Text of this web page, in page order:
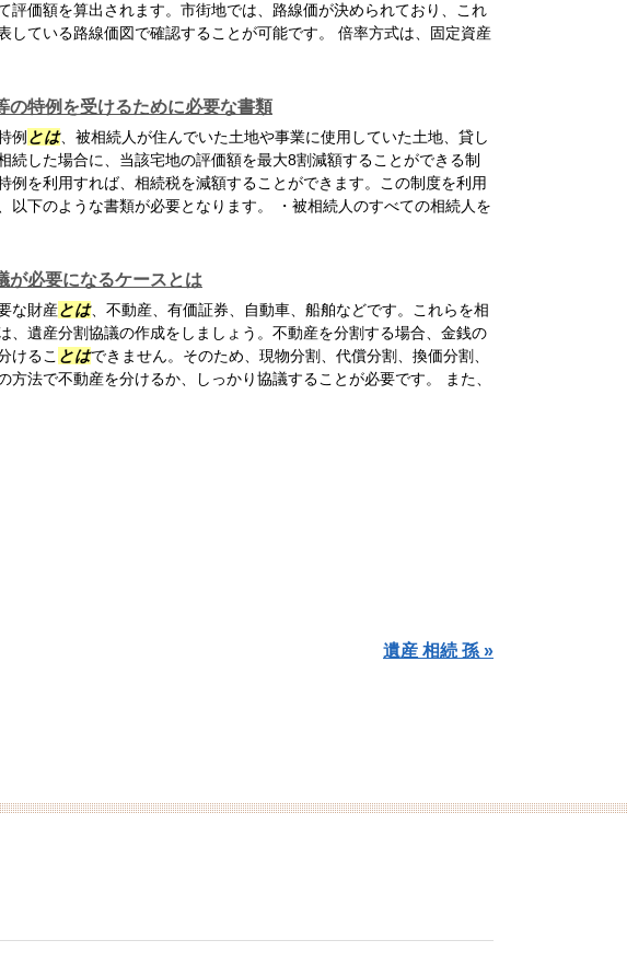
評価額を算出されます。市街地では、路線価が決められており、これ
している路線価図で確認することが可能です。 倍率方式は、固定資産
の特例を受けるために必要な書類
例 とは、被相続人が住んでいた土地や事業に使用していた土地、貸し
続した場合に、当該宅地の評価額を最大8割減額することができる制
例を利用すれば、相続税を減額することができます。この制度を利用
以下のような書類が必要となります。 ・被相続人のすべての相続人を
が必要になるケースとは
な財産とは、不動産、有価証券、自動車、船舶などです。これらを相
、遺産分割協議の作成をしましょう。不動産を分割する場合、金銭の
けるこ とはできません。そのため、現物分割、代償分割、換価分割、
方法で不動産を分けるか、しっかり協議することが必要です。 また、
遺産 相続 孫 »